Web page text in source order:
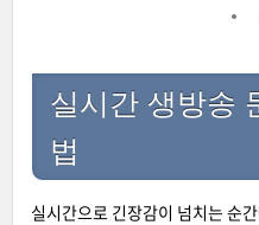
실시간 생방송
법
실시간으로 긴장감이 넘치는 순